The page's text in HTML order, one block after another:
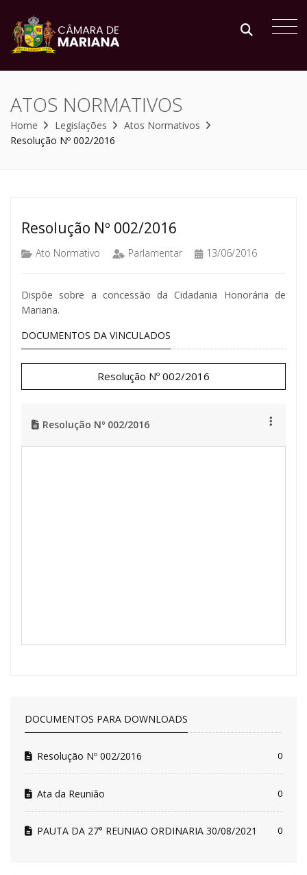
ATOS NORMATIVOS
Home Legislações
Atos Normativos
Resolução Nº 002/2016
Resolução Nº 002/2016
Ato Normativo Parlamentar 13/06/2016
Dispõe sobre a concessão da Cidadania Honorária de
Mariana.
DOCUMENTOS DA VINCULADOS
Resolução Nº 002/2016
Resolução Nº 002/2016
DOCUMENTOS PARA DOWNLOADS
Resolução Nº 002/2016 0
Ata da Reunião 0
PAUTA DA 27° REUNIAO ORDINARIA 30/08/2021 0